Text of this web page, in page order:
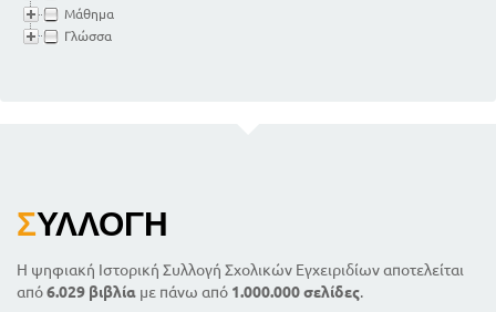
Μάθημα
Γλώσσα
ΣΥΛΛΟΓΉ
Η ψηφιακή Ιστορική Συλλογή Σχολικών Εγχειριδίων αποτελείται
από6.029 βιβλία με πάνω από 1.000.000 σελίδες.